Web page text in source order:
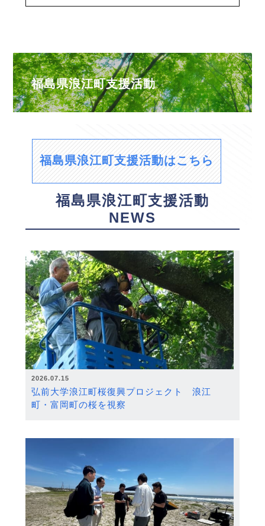
福島県浪江町支援活動
福島県浪江町支援活動はこちら
福島県浪江町支援活動
NEWS
2026.07.15
弘前大学浪江町桜復興プロジェクト 浪江
町・富岡町の桜を視察